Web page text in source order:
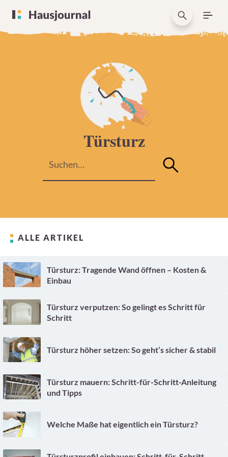
Türsturz
ALLE ARTIKEL
Türsturz: Tragende Wand öffnen – Kosten &
Einbau
Türsturz verputzen: So gelingt es Schritt für
Schritt
Türsturz höher setzen: So geht’s sicher & stabil
Türsturz mauern: Schritt-für-Schritt-Anleitung
und Tipps
Welche Maße hat eigentlich ein Türsturz?